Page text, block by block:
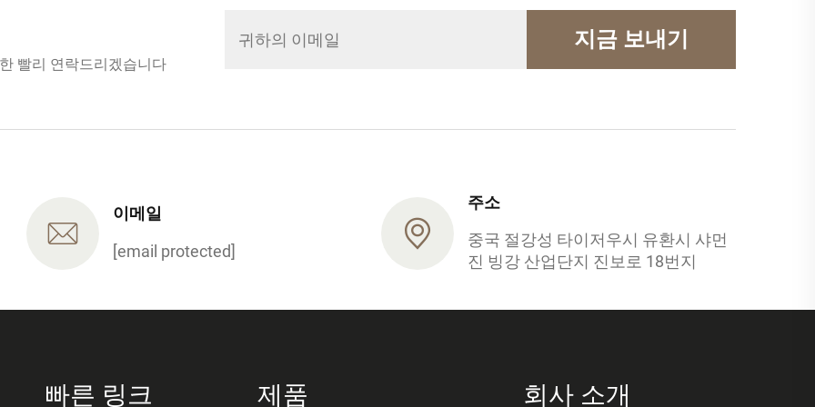
빨리 연락드리겠습니다
지금 보내기
이메일
[email protected]
주소
중국 절강성 타이저우시 유환시 샤먼
진 빙강 산업단지 진보로 18번지
빠른 링크 제품 회사 소개